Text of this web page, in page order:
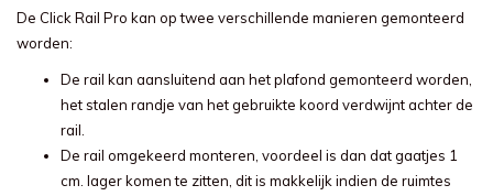
De Click Rail Pro kan op twee verschillende manieren gemonteerd
worden:
De rail kan aansluitend aan het plafond gemonteerd worden,
het stalen randje van het gebruikte koord verdwijnt achter de
rail.
De rail omgekeerd monteren, voordeel is dan dat gaatjes 1
cm. lager komen te zitten, dit is makkelijk indien de ruimtes